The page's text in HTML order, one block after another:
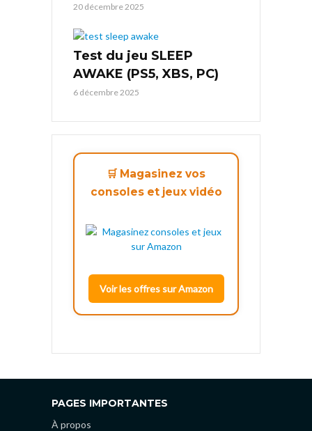
20 décembre 2025
Test du jeu SLEEP
AWAKE (PS5, XBS, PC)
6 décembre 2025
🛒 Magasinez vos
consoles et jeux vidéo
Voir les offres sur Amazon
PAGES IMPORTANTES
À propos